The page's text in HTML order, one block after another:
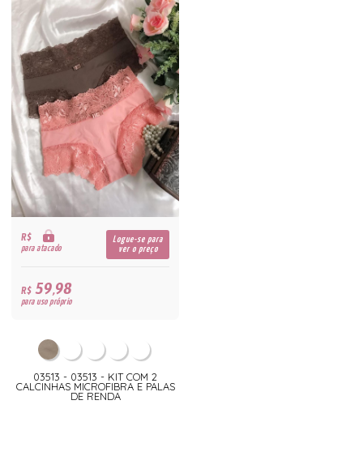
R$
para atacado
Logue-se para
ver o preço
R$59,98
para uso próprio
03513 - 03513 - KIT COM 2
CALCINHAS MICROFIBRA E PALAS
DE RENDA